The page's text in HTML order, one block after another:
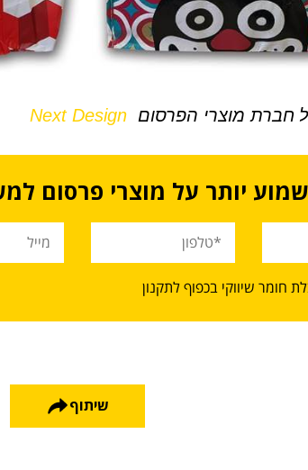
חברת מוצרי הפרסום Next Design
יותר על מוצרי פרסום
חומר שיווקי בכפוף לתקנון
שיתוף